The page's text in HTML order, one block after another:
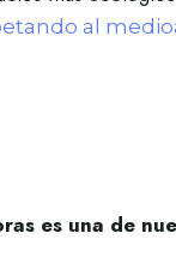
al
es una de